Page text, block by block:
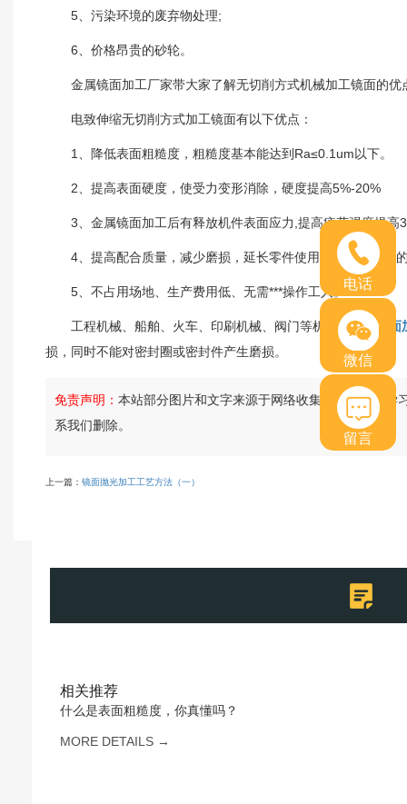
5、污染环境的废弃物处理;
6、价格昂贵的砂轮。
金属镜面加工厂家带大家了解无切削方式机械加工镜面的优
电致伸缩无切削方式加工镜面有以下优点：
1、降低表面粗糙度，粗糙度基本能达到Ra≤0.1um以下。
2、提高表面硬度，使受力变形消除，硬度提高5%-20%
3、金属镜面加工后有释放机件表面应力,提高疲劳强度提高
4、提高配合质量，减少磨损，延长零件使用寿命，但零件
5、不占用场地、生产费用低、无需***操作工人。
工程机械、船舶、火车、印刷机械、阀门等机械上都有 镜面
损，同时不能对密封圈或密封件产生磨损。
免责声明：本站部分图片和文字来源于网络收集整理，仅供学
系我们删除。
上一篇：镜面抛光加工工艺方法（一）
相关推荐
什么是表面粗糙度，你真懂吗？
MORE DETAILS →
电话
微信
留言